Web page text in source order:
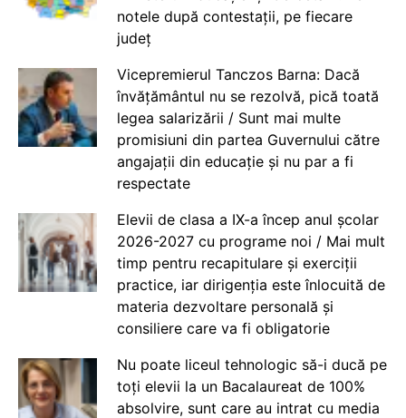
notele după contestații, pe fiecare
județ
Vicepremierul Tanczos Barna: Dacă
învățământul nu se rezolvă, pică toată
legea salarizării / Sunt mai multe
promisiuni din partea Guvernului către
angajații din educație și nu par a fi
respectate
Elevii de clasa a IX-a încep anul școlar
2026-2027 cu programe noi / Mai mult
timp pentru recapitulare și exerciții
practice, iar dirigenția este înlocuită de
materia dezvoltare personală și
consiliere care va fi obligatorie
Nu poate liceul tehnologic să-i ducă pe
toți elevii la un Bacalaureat de 100%
absolvire, sunt care au intrat cu media